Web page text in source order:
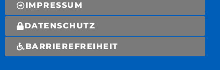
IMPRESSUM
DATENSCHUTZ
BARRIEREFREIHEIT